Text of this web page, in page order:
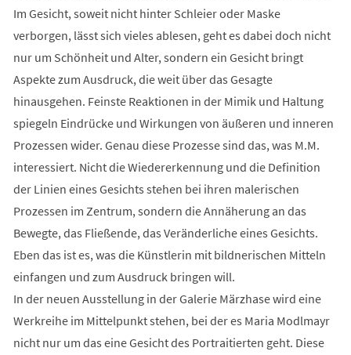
Im Gesicht, soweit nicht hinter Schleier oder Maske
verborgen, lässt sich vieles ablesen, geht es dabei doch nicht
nur um Schönheit und Alter, sondern ein Gesicht bringt
Aspekte zum Ausdruck, die weit über das Gesagte
hinausgehen. Feinste Reaktionen in der Mimik und Haltung
spiegeln Eindrücke und Wirkungen von äußeren und inneren
Prozessen wider. Genau diese Prozesse sind das, was M.M.
interessiert. Nicht die Wiedererkennung und die Definition
der Linien eines Gesichts stehen bei ihren malerischen
Prozessen im Zentrum, sondern die Annäherung an das
Bewegte, das Fließende, das Veränderliche eines Gesichts.
Eben das ist es, was die Künstlerin mit bildnerischen Mitteln
einfangen und zum Ausdruck bringen will.
In der neuen Ausstellung in der Galerie Märzhase wird eine
Werkreihe im Mittelpunkt stehen, bei der es Maria Modlmayr
nicht nur um das eine Gesicht des Portraitierten geht. Diese